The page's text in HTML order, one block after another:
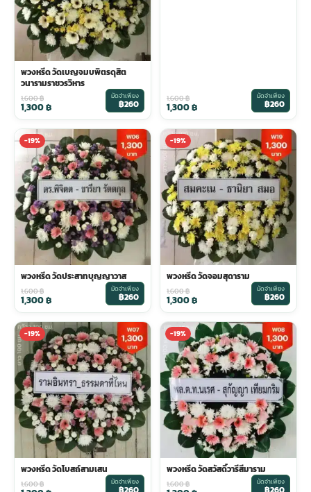
พวงหรีด วัดเบญจมบพิตรดุสิต
วนารามราชวรวิหาร
1,600฿
1,300฿
มัดจำเพียง
฿260 1,600฿
1,300฿
มัดจำเพียง
฿260
-19%
พวงหรีด วัดประสาทบุญญาวาส
1,600฿
1,300฿
มัดจำเพียง
฿260
-19%
พวงหรีด วัดจอมสุดาราม
1,600฿
1,300฿
มัดจำเพียง
฿260
-19%
พวงหรีด วัดโบสถ์สามเสน
1,600฿ มัดจำเพียง
-19%
พวงหรีด วัดสวัสดิ์วารีสีมาราม
1,600฿ มัดจำเพียง